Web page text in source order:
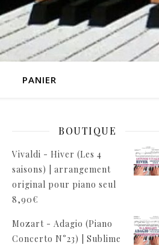
PANIER
BOUTIQUE
Vivaldi - Hiver (Les 4
saisons) | arrangement
original pour piano seul
8,90€
Mozart - Adagio (Piano
Concerto N°23) | Sublime